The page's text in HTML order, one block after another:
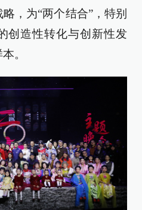
，为“两个结合”，特别
创造性转化与创新性发
。